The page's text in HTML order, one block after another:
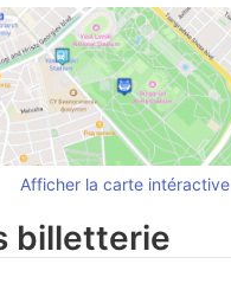
Afficher la carte intéractive
billetterie